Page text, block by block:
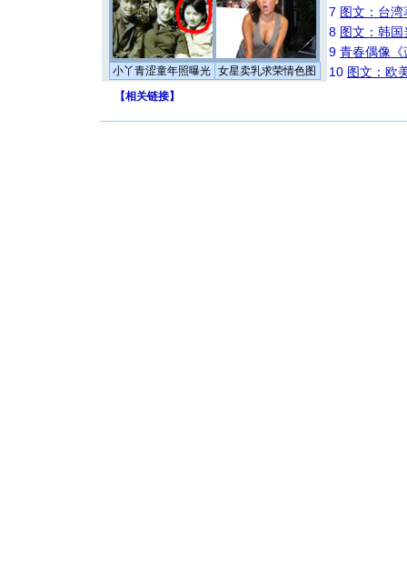
小丫青涩童年照曝光 女星卖乳求荣情色图
7 图文：台
8 图文：韩
9 青春偶像《
10 图文：欧
【相关链接】